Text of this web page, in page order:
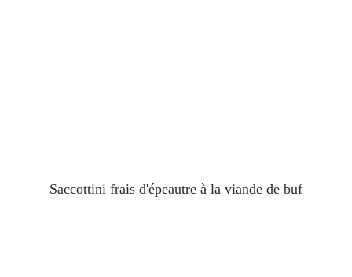
Saccottini frais d'épeautre à la viande de buf